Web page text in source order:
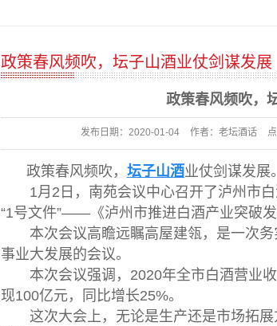
政策春风频吹，坛子山酒业仗剑谋发展
政策春风频吹，
发布日期： 2020-01-04 作者： 老坛酒话
政策春风频吹， 坛子山酒业仗剑谋发展。
1月2日，南苑会议中心召开了泸州市白
“1号文件”——《泸州市推进白酒产业突破发
本次会议高瞻远瞩高屋建瓴，是一次务
事业大发展的会议。
本次会议强调，2020年全市白酒营业收
现100亿元，同比增长25%。
这次大会上，无论是生产还是市场拓展